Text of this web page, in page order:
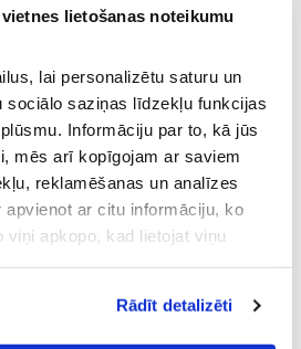
lietošanas noteikumu
lai personalizētu saturu un
sociālo saziņas līdzekļu funkcijas
Informāciju par to, kā jūs
mēs arī kopīgojam ar saviem
reklamēšanas un analīzes
ar citu informāciju, ko
apkopo, kad lietojat viņu
vietnes lietošanas
- VVLN).
Rādīt detalizēti